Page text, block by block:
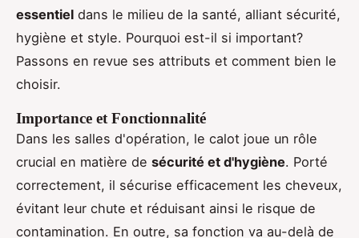
essentiel dans le milieu de la santé, alliant sécurité,
hygiène et style. Pourquoi est-il si important?
Passons en revue ses attributs et comment bien le
choisir.
Importance et Fonctionnalité
Dans les salles d'opération, le calot joue un rôle
crucial en matière de sécurité et d'hygiène. Porté
correctement, il sécurise efficacement les cheveux,
évitant leur chute et réduisant ainsi le risque de
contamination. En outre, sa fonction va au-delà de